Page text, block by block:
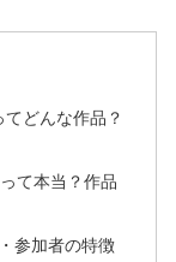
どんな作品？
て本当？作品
参加者の特徴